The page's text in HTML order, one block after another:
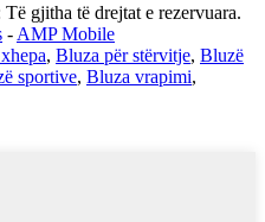
gjitha të drejtat e rezervuara.
- AMP Mobile
, Bluza për stërvitje, Bluzë
sportive, Bluza vrapimi,